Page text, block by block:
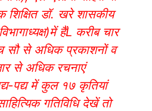
शिक्षित डॉ. खरे शासकीय
हैंL करीब चार
सौ से अधिक प्रकाशनों व
से अधिक रचनाएं
पद्य में कुल १७ कृतियां
गतिविधि देखें तो